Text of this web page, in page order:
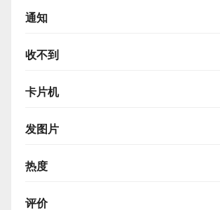
通知
收不到
卡片机
发图片
热度
评价